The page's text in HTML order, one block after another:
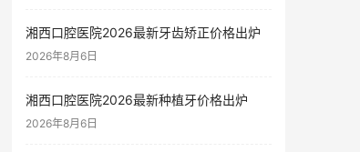
湘西口腔医院2026最新牙齿矫正价格出炉
2026年8月6日
湘西口腔医院2026最新种植牙价格出炉
2026年8月6日